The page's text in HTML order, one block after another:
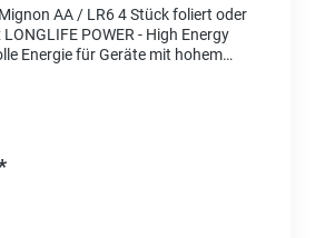
AA / LR6 4 Stück foliert oder
POWER - High Energy
Energie für Geräte mit hohem